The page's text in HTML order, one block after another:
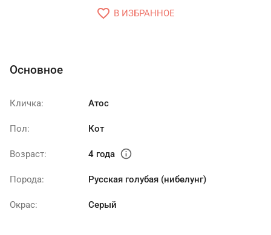
favorite_border В ИЗБРАННОЕ
Основное
Кличка: Атос
Пол: Кот
Возраст: 4 года info
Порода: Русская голубая (нибелунг)
Окрас: Серый